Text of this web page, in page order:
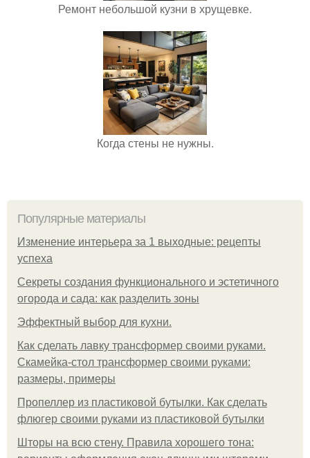
Ремонт небольшой кузни в хрущевке.
Когда стены не нужны.
Популярные материалы
Изменение интерьера за 1 выходные: рецепты
успеха
Секреты создания функционального и эстетичного
огорода и сада: как разделить зоны
Эффектный выбор для кухни.
Как сделать лавку трансформер своими руками.
Скамейка-стол трансформер своими руками:
размеры, примеры
Пропеллер из пластиковой бутылки. Как сделать
флюгер своими руками из пластиковой бутылки
Шторы на всю стену. Правила хорошего тона: